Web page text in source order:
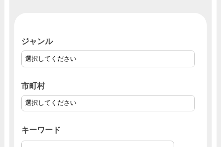
ジャンル
市町村
キーワード